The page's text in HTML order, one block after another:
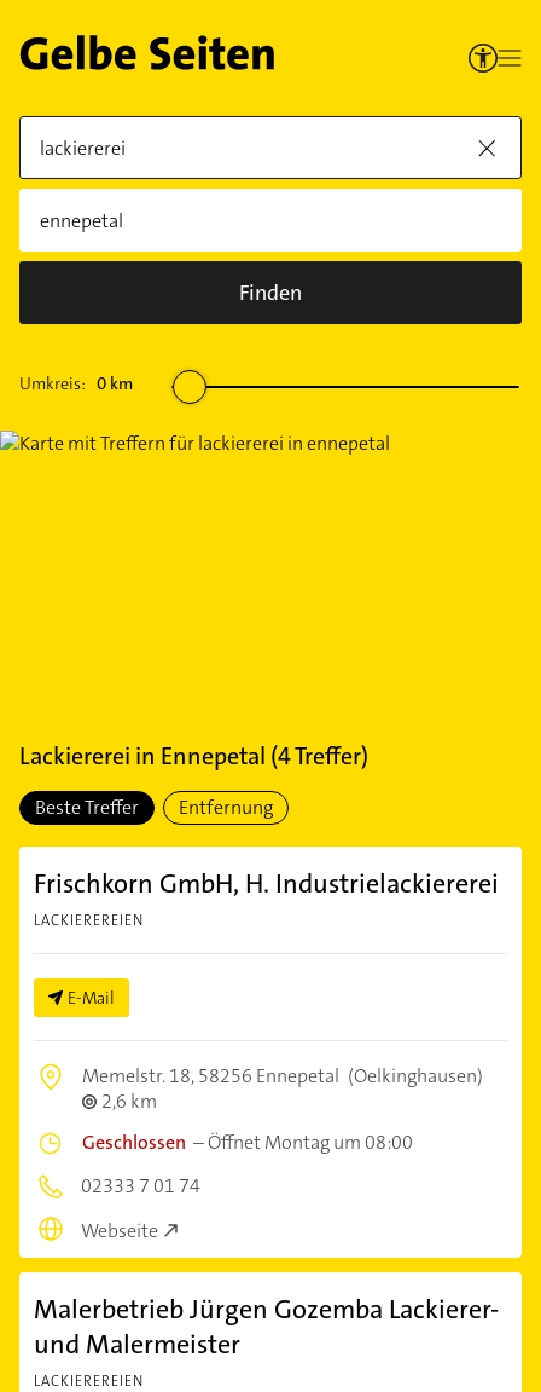
Finden
Umkreis: 0 km
Lackiererei in Ennepetal (4Treffer)
Beste Treffer Entfernung
Frischkorn GmbH, H. Industrielackiererei
LACKIEREREIEN
E-Mail
Memelstr. 18,58256 Ennepetal (Oelkinghausen)
2,6 km
Geschlossen –Öffnet Montag um 08:00
02333 7 01 74
Webseite
Malerbetrieb Jürgen Gozemba Lackierer-
und Malermeister
LACKIEREREIEN